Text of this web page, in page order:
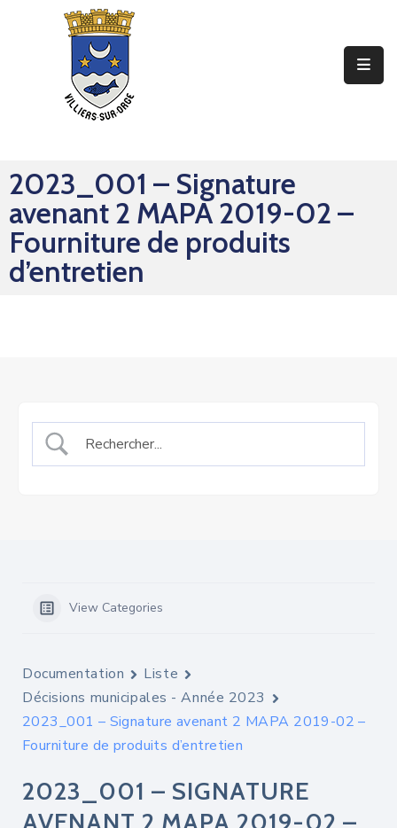
Sorties
Mes
Démarches
2023_001 – Signature
avenant 2 MAPA 2019-02 –
Fourniture de produits
d’entretien
View Categories
Documentation
Liste
Décisions municipales - Année 2023
2023_001 – Signature avenant 2 MAPA 2019-02 –
Fourniture de produits d’entretien
2023_001 – SIGNATURE
AVENANT 2 MAPA 2019-02 –